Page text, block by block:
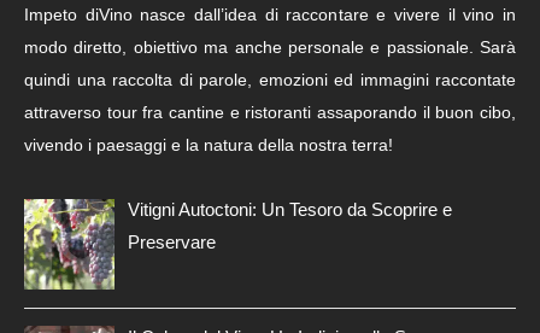
Impeto diVino nasce dall’idea di raccontare e vivere il vino in
modo diretto, obiettivo ma anche personale e passionale. Sarà
quindi una raccolta di parole, emozioni ed immagini raccontate
attraverso tour fra cantine e ristoranti assaporando il buon cibo,
vivendo i paesaggi e la natura della nostra terra!
Vitigni Autoctoni: Un Tesoro da Scoprire e
Preservare